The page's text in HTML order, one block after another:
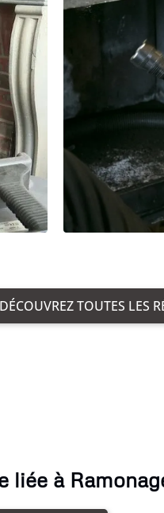
DÉCOUVREZ TOUTES LES
liée à